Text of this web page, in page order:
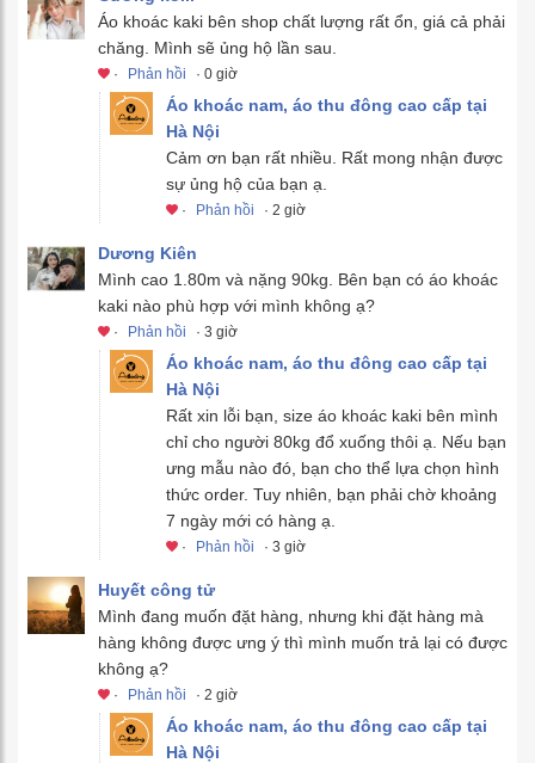
Áo khoác kaki bên shop chất lượng rất ổn, giá cả phải
chăng. Mình sẽ ủng hộ lần sau.
· Phản hồi · 0 giờ
Áo khoác nam, áo thu đông cao cấp tại
Hà Nội
Cảm ơn bạn rất nhiều. Rất mong nhận được
sự ủng hộ của bạn ạ.
· Phản hồi · 2 giờ
Dương Kiên
Mình cao 1.80m và nặng 90kg. Bên bạn có áo khoác
kaki nào phù hợp với mình không ạ?
· Phản hồi · 3 giờ
Áo khoác nam, áo thu đông cao cấp tại
Hà Nội
Rất xin lỗi bạn, size áo khoác kaki bên mình
chỉ cho người 80kg đổ xuống thôi ạ. Nếu bạn
ưng mẫu nào đó, bạn cho thể lựa chọn hình
thức order. Tuy nhiên, bạn phải chờ khoảng
7 ngày mới có hàng ạ.
· Phản hồi · 3 giờ
Huyết công tử
Mình đang muốn đặt hàng, nhưng khi đặt hàng mà
hàng không được ưng ý thì mình muốn trả lại có được
không ạ?
· Phản hồi · 2 giờ
Áo khoác nam, áo thu đông cao cấp tại
Hà Nội